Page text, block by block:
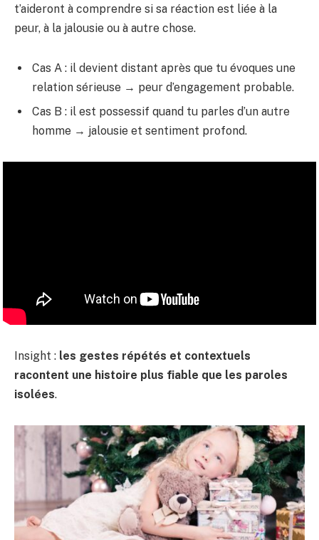
t’aideront à comprendre si sa réaction est liée à la
peur, à la jalousie ou à autre chose.
Cas A : il devient distant après que tu évoques une
relation sérieuse → peur d’engagement probable.
Cas B : il est possessif quand tu parles d’un autre
homme → jalousie et sentiment profond.
Insight : les gestes répétés et contextuels
racontent une histoire plus fiable que les paroles
isolées.